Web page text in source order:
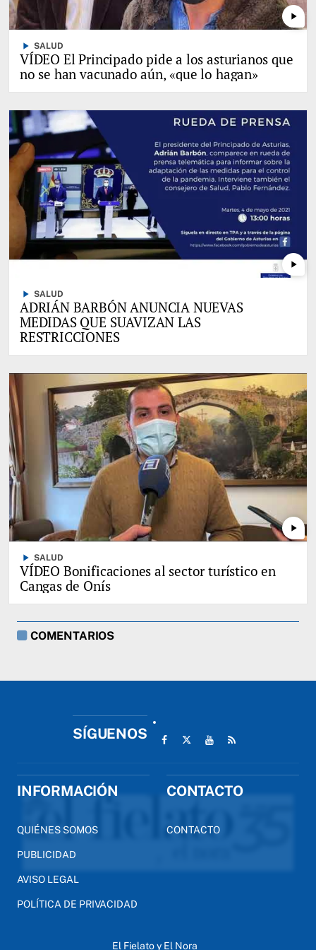
play_arrow
play_arrow SALUD
VÍDEO El Principado pide a los asturianos que
no se han vacunado aún, «que lo hagan»
play_arrow
play_arrow SALUD
ADRIÁN BARBÓN ANUNCIA NUEVAS
MEDIDAS QUE SUAVIZAN LAS
RESTRICCIONES
play_arrow
play_arrow SALUD
VÍDEO Bonificaciones al sector turístico en
Cangas de Onís
COMENTARIOS
SÍGUENOS
INFORMACIÓN
QUIÉNES SOMOS
PUBLICIDAD
AVISO LEGAL
POLÍTICA DE PRIVACIDAD
CONTACTO
CONTACTO
El Fielato y El Nora